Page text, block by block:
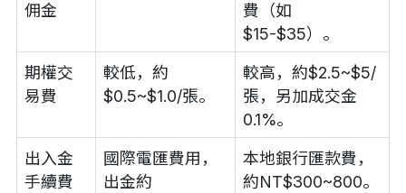
佣金
費（如
$15-$35）。
期權交
易費
較低，約
$0.5~$1.0/張。
較高，約$2.5~$5/
張，另加成交金
0.1%。
出入金
手續費
國際電匯費用，
出金約
本地銀行匯款費，
約NT$300~800。